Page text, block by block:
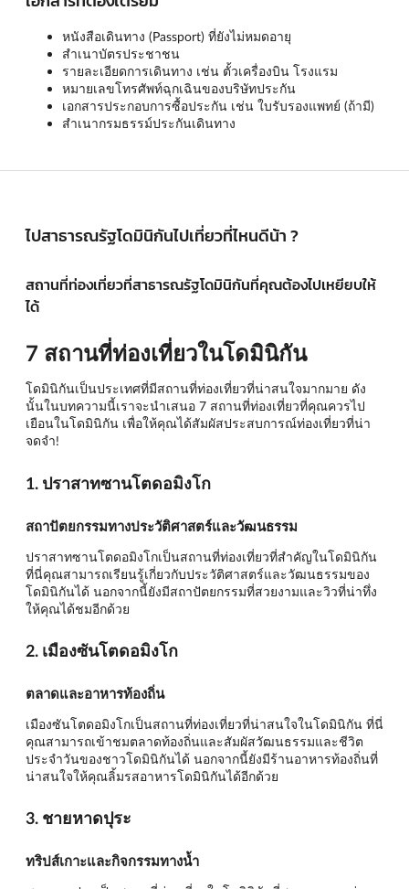
หนังสือเดินทาง (Passport) ที่ยังไม่หมดอายุ
สำเนาบัตรประชาชน
รายละเอียดการเดินทาง เช่น ตั้วเครื่องบิน โรงแรม
หมายเลขโทรศัพท์ฉุกเฉินของบริษัทประกัน
เอกสารประกอบการซื้อประกัน เช่น ใบรับรองแพทย์ (ถ้ามี)
สำเนากรมธรรม์ประกันเดินทาง
ไปสาธารณรัฐโดมินิกันไปเที่ยวที่ไหนดีน้า ?
สถานที่ท่องเที่ยวที่สาธารณรัฐโดมินิกันที่คุณต้องไปเหยียบให้
ได้
7 สถานที่ท่องเที่ยวในโดมินิกัน
โดมินิกันเป็นประเทศที่มีสถานที่ท่องเที่ยวที่น่าสนใจมากมาย ดัง
นั้นในบทความนี้เราจะนำเสนอ 7 สถานที่ท่องเที่ยวที่คุณควรไป
เยือนในโดมินิกัน เพื่อให้คุณได้สัมผัสประสบการณ์ท่องเที่ยวที่น่า
จดจำ!
1. ปราสาทซานโตดอมิงโก
สถาปัตยกรรมทางประวัติศาสตร์และวัฒนธรรม
ปราสาทซานโตดอมิงโกเป็นสถานที่ท่องเที่ยวที่สำคัญในโดมินิกัน
ที่นี่คุณสามารถเรียนรู้เกี่ยวกับประวัติศาสตร์และวัฒนธรรมของ
โดมินิกันได้ นอกจากนี้ยังมีสถาปัตยกรรมที่สวยงามและวิวที่น่าทึ่ง
ให้คุณได้ชมอีกด้วย
2. เมืองซันโตดอมิงโก
ตลาดและอาหารท้องถิ่น
เมืองซันโตดอมิงโกเป็นสถานที่ท่องเที่ยวที่น่าสนใจในโดมินิกัน ที่นี่
คุณสามารถเข้าชมตลาดท้องถิ่นและสัมผัสวัฒนธรรมและชีวิต
ประจำวันของชาวโดมินิกันได้ นอกจากนี้ยังมีร้านอาหารท้องถิ่นที่
น่าสนใจให้คุณลิ้มรสอาหารโดมินิกันได้อีกด้วย
3. ชายหาดปุระ
ทริปส์เกาะและกิจกรรมทางน้ำ